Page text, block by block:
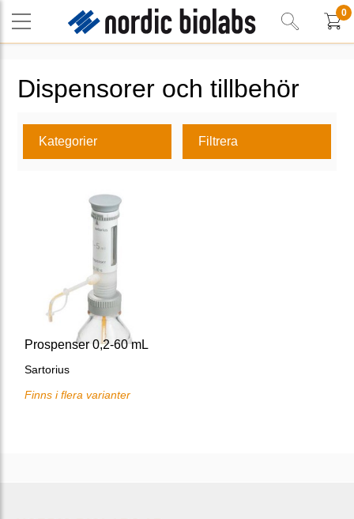
0
Dispensorer och tillbehör
Kategorier Filtrera
Prospenser 0,2-60 mL
Sartorius
Finns i flera varianter